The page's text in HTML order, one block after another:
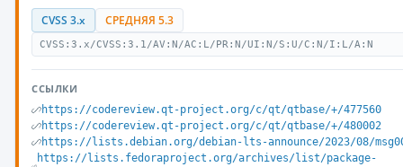
CVSS 3.x СРЕДНЯЯ 5.3
CVSS:3.x/CVSS:3.1/AV:N/AC:L/PR:N/UI:N/S:U/C:N/I:L/A:N
ССЫЛКИ
https://codereview.qt-project.org/c/qt/qtbase/+/477560
https://codereview.qt-project.org/c/qt/qtbase/+/480002
https://lists.debian.org/debian-lts-announce/2023/08/
https://lists.fedoraproject.org/archives/list/package-